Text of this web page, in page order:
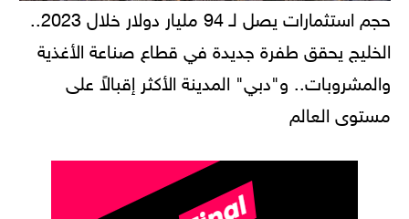
حجم استثمارات يصل لـ 94 مليار دولار خلال 2023..
الخليج يحقق طفرة جديدة في قطاع صناعة الأغذية
والمشروبات.. و"دبي" المدينة الأكثر إقبالاً على
مستوى العالم